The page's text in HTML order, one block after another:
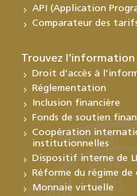
API (Application
Comparateur des
Trouvez
Droit d’accès à
Réglementation
Inclusion financière
Fonds de soutien
Coopération
institutionnelles
Dispositif interne de
Réforme du régime de
Monnaie virtuelle